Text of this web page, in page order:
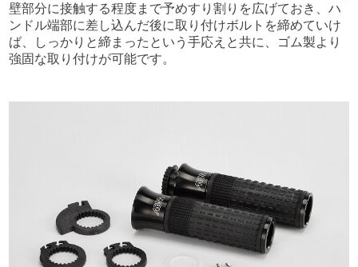
壁部分に接触する程度まで予めすり割りを広げておき、ハ
ンドル端部に差し込んだ後に取り付けボルトを締めていけ
ば、しっかりと締まったという手応えと共に、ゴム製より
強固な取り付けが可能です。